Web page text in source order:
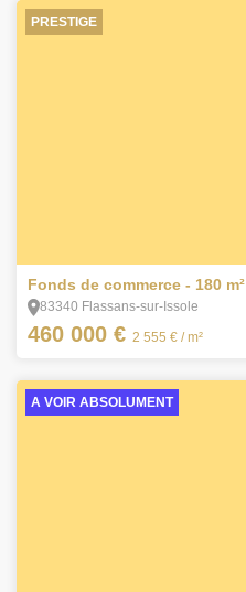
PRESTIGE
Fonds de commerce - 180 m²
83340 Flassans-sur-Issole
460 000 € 2 555 € / m²
A VOIR ABSOLUMENT